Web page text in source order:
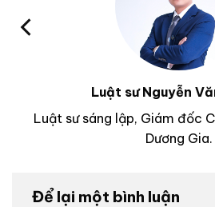
Luật sư Nguyễn
Luật sư sáng lập, Giám đốc
Dương Gia.
Để lại một bình luận